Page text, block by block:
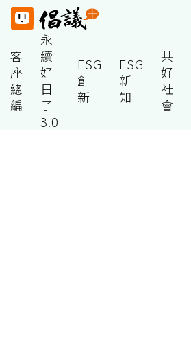
客
座
總
編
永
續
好
日
子
3.0
ESG
創
新
ESG
新
知
共
好
社
會